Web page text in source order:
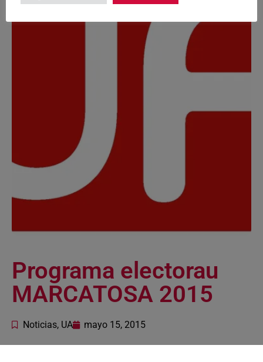
Programa electorau
MARCATOSA 2015
Noticias, UA mayo 15, 2015